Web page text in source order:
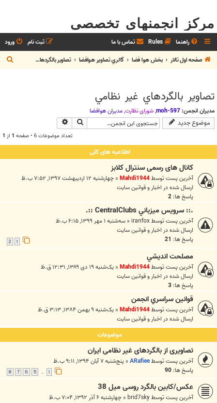
مرکز انجمنهای تخصصی
راهنما Rules تماس با ما ورود
ثبت نام
صفحه اول تالار
بخش هوا فضا گالري تصاوير هوافضا تصاوير بالگردهاي غير نظامي
س
تصاوير بالگردهاي غير نظامي
مدیران انجمن: moh-597
,شوراي نظارت,مديران هوافضا
موضوع جدید جستجو
تعداد موضوعات 6 • صفحه 1 از 1
اطلاعیه های کلی
کانال های رسمی سنترال کلابز
آخرین پست توسطMahdi1944
« چهارشنبه ۱۲ اردیبهشت ۱۳۹۷, ۷:۵۲ ب.ظ
ارسال شده در اخبار و قوانين سايت
پاسخ ها: 2
.:: سرويس ميزباني CentralClubs ::.
آخرین پست توسطiranfox
« سه‌شنبه ۱ مهر ۱۳۹۹, ۶:۱۵ ب.ظ
ارسال شده در اخبار و قوانين سايت
پاسخ ها: 21
1
2
مصلحت انديشي
آخرین پست توسطMahdi1944
« یک‌شنبه ۱۹ دی ۱۳۸۹, ۱۲:۳۱ ق.ظ
ارسال شده در اخبار و قوانين سايت
پاسخ ها: 3
قوانين سراسري انجمن
آخرین پست توسطMahdi1944
« یک‌شنبه ۹ بهمن ۱۳۸۴, ۳:۱۳ ق.ظ
ارسال شده در اخبار و قوانين سايت
موضوعات
تصاويری از بالگردهای غير نظامی ايران
آخرین پست توسطARafiee
« پنج‌شنبه ۷ آبان ۱۳۹۴, ۹:۱۱ ب.ظ
پاسخ ها: 90
1
…
5
6
7
8
عکس/کابین بالگرد روسی میل 38
آخرین پست توسطbrid7sky
« چهارشنبه ۶ آذر ۱۳۹۲, ۷:۰۴ ب.ظ